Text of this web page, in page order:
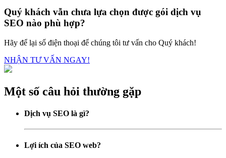
Quý khách vẫn chưa lựa chọn được gói dịch vụ
SEO nào phù hợp?
Hãy để lại số điện thoại để chúng tôi tư vấn cho Quý khách!
NHẬN TƯ VẤN NGAY!
Một số câu hỏi thường gặp
Dịch vụ SEO là gì?
Lợi ích của SEO web?